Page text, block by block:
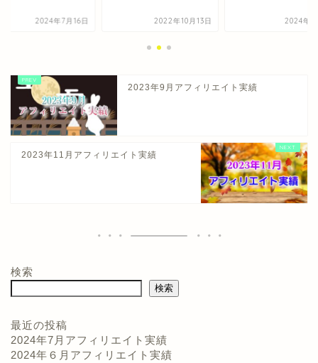
2024年7月16日 2022年10月13日 2024年6
2023年9月アフィリエイト実績
2023年11月アフィリエイト実績
検索
検索
最近の投稿
2024年7月アフィリエイト実績
2024年６月アフィリエイト実績